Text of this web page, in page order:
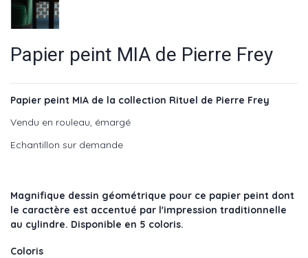
Papier peint MIA de Pierre Frey
Papier peint MIA de la collection Rituel de Pierre Frey
Vendu en rouleau, émargé
Echantillon sur demande
Magnifique dessin géométrique pour ce papier peint dont
le caractère est accentué par l'impression traditionnelle
au cylindre. Disponible en 5 coloris.
Coloris